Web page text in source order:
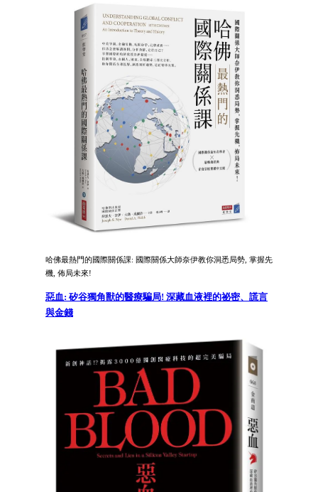
哈佛最熱門的國際關係課: 國際關係大師奈伊教你洞悉局勢, 掌握先
機, 佈局未來!
惡血: 矽谷獨角獸的醫療騙局! 深藏血液裡的祕密、謊言
與金錢